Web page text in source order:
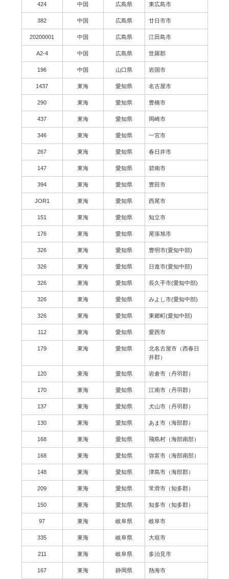
424 中国 広島県 東広島市
382 中国 広島県 廿日市市
20200001 中国 広島県 江田島市
A2-4 中国 広島県 世羅郡
196 中国 山口県 岩国市
1437 東海 愛知県 名古屋市
290 東海 愛知県 豊橋市
437 東海 愛知県 岡崎市
346 東海 愛知県 一宮市
267 東海 愛知県 春日井市
147 東海 愛知県 碧南市
394 東海 愛知県 豊田市
JOR1 東海 愛知県 西尾市
151 東海 愛知県 知立市
176 東海 愛知県 尾張旭市
326 東海 愛知県 豊明市(愛知中部)
326 東海 愛知県 日進市(愛知中部)
326 東海 愛知県 長久手市(愛知中部)
326 東海 愛知県 みよし市(愛知中部)
326 東海 愛知県 東郷町(愛知中部)
112 東海 愛知県 愛西市
179 東海 愛知県
北名古屋市（西春日
井郡）
120 東海 愛知県 岩倉市（丹羽郡）
170 東海 愛知県 江南市（丹羽郡）
137 東海 愛知県 犬山市（丹羽郡）
130 東海 愛知県 あま市（海部郡）
168 東海 愛知県 飛島村（海部南部）
168 東海 愛知県 弥富市（海部南部）
148 東海 愛知県 津島市（海部郡）
209 東海 愛知県 常滑市（知多郡）
150 東海 愛知県 知多市（知多郡）
97 東海 岐阜県 岐阜市
335 東海 岐阜県 大垣市
211 東海 岐阜県 多治見市
167 東海 静岡県 熱海市